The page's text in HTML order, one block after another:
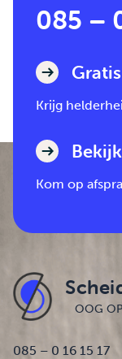
085 –
Krijg
Kom op
OOG
085 – 0 16 15 17